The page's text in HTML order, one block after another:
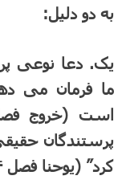
به دو دلیل:
یک. دعا نوعی
ما فرمان می
پرستندگان
کرد” (یوحنا فصل ۴ آیه ۲۳).